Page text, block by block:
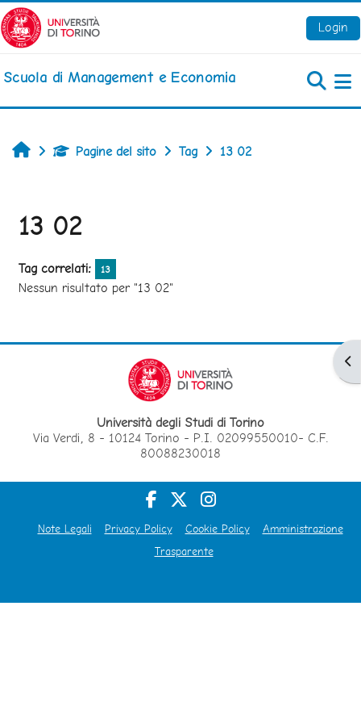
Vai al contenuto principale
Login
Scuola di Management e Economia
HomePagine del sito Tag 13 02
13 02
Tag correlati: 13
Nessun risultato per "13 02"
Università degli Studi di Torino
Via Verdi, 8 - 10124 Torino - P.I. 02099550010- C.F.
80088230018
Note Legali Privacy Policy Cookie Policy
Amministrazione
Trasparente